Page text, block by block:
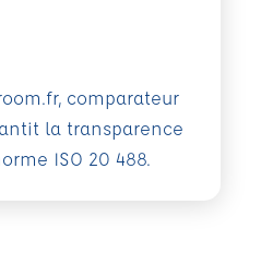
comparateur
la transparence
ISO 20 488.